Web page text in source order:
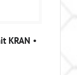
KRAN •